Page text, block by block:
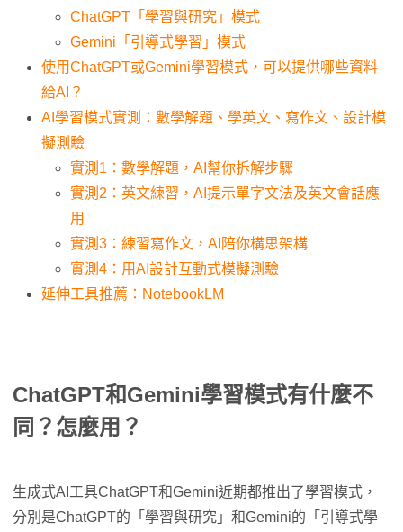
ChatGPT「學習與研究」模式
Gemini「引導式學習」模式
使用ChatGPT或Gemini學習模式，可以提供哪些資料
給AI？
AI學習模式實測：數學解題、學英文、寫作文、設計模
擬測驗
實測1：數學解題，AI幫你拆解步驟
實測2：英文練習，AI提示單字文法及英文會話應
用
實測3：練習寫作文，AI陪你構思架構
實測4：用AI設計互動式模擬測驗
延伸工具推薦：NotebookLM
ChatGPT和Gemini學習模式有什麼不
同？怎麼用？
生成式AI工具ChatGPT和Gemini近期都推出了學習模式，
分別是ChatGPT的「學習與研究」和Gemini的「引導式學